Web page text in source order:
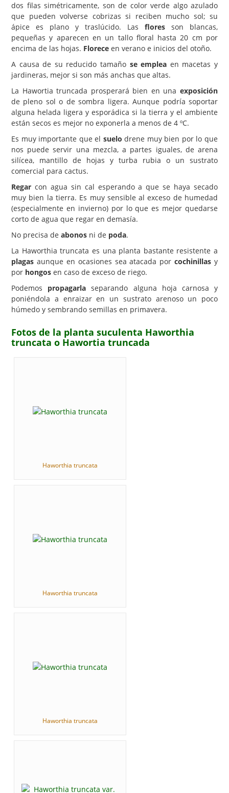
dos filas simétricamente, son de color verde algo azulado
que pueden volverse cobrizas si reciben mucho sol; su
ápice es plano y traslúcido. Las flores son blancas,
pequeñas y aparecen en un tallo floral hasta 20 cm por
encima de las hojas. Florece en verano e inicios del otoño.
A causa de su reducido tamaño se emplea en macetas y
jardineras, mejor si son más anchas que altas.
La Hawortia truncada prosperará bien en una exposición
de pleno sol o de sombra ligera. Aunque podría soportar
alguna helada ligera y esporádica si la tierra y el ambiente
están secos es mejor no exponerla a menos de 4 ºC.
Es muy importante que el suelo drene muy bien por lo que
nos puede servir una mezcla, a partes iguales, de arena
silícea, mantillo de hojas y turba rubia o un sustrato
comercial para cactus.
Regar con agua sin cal esperando a que se haya secado
muy bien la tierra. Es muy sensible al exceso de humedad
(especialmente en invierno) por lo que es mejor quedarse
corto de agua que regar en demasía.
No precisa de abonos ni de poda.
La Haworthia truncata es una planta bastante resistente a
plagas aunque en ocasiones sea atacada porcochinillas y
por hongos en caso de exceso de riego.
Podemos propagarla separando alguna hoja carnosa y
poniéndola a enraizar en un sustrato arenoso un poco
húmedo y sembrando semillas en primavera.
Fotos de la planta suculenta Haworthia
truncata o Hawortia truncada
Haworthia truncata
Haworthia truncata
Haworthia truncata